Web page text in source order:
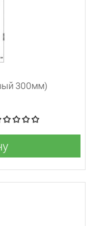
300мм)